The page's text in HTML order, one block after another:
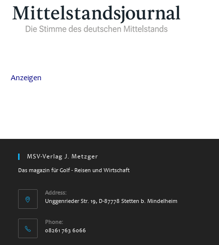
Anzeigen
MSV-Verlag J. Metzger
Das magazin für Golf - Reisen und Wirtschaft
Address:
Unggenrieder Str. 19, D-87778 Stetten b. Mindelheim
Phone:
08261 763 6066